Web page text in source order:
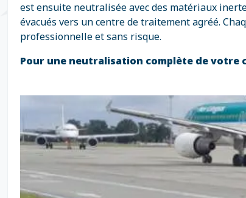
est ensuite neutralisée avec des matériaux
évacués vers un centre de traitement agréé.
professionnelle et sans risque.
Pour une neutralisation complète de votre